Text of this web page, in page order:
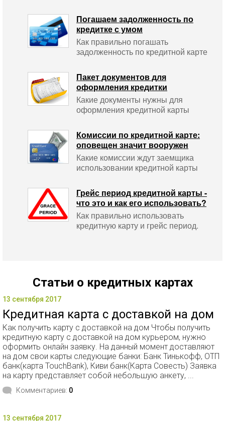
Погашаем задолженность по
кредитке с умом
Как правильно погашать
задолженность по кредитной карте
Пакет документов для
оформления кредитки
Какие документы нужны для
оформления кредитной карты
Комиссии по кредитной карте:
оповещен значит вооружен
Какие комиссии ждут заемщика
использовании кредитной карты
Грейс период кредитной карты -
что это и как его использовать?
Как правильно использовать
кредитную карту и грейс период.
Статьи о кредитных картах
13 сентября 2017
Кредитная карта с доставкой на дом
Как получить карту с доставкой на дом Чтобы получить
кредитную карту с доставкой на дом курьером, нужно
оформить онлайн заявку. На данный момент доставляют
на дом свои карты следующие банки: Банк Тинькофф, ОТП
банк(карта TouchBank), Киви банк(Карта Совесть) Заявка
на карту представляет собой небольшую анкету, ...
Комментариев: 0
13 сентября 2017